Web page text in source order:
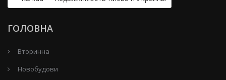
ГОЛОВНА
Вторинна
Новобудови